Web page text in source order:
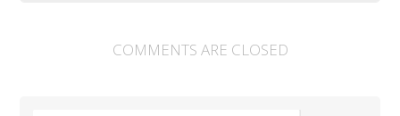
COMMENTS ARE CLOSED